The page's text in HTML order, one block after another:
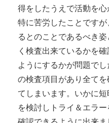
得をしたうえで活動を心
特に苦労したことです
るとのことであるべき
く検査出来ているかを
ようにするかが問題で
の検査項目があり全て
てしまいます。いかに
を検討しトライ＆エラ